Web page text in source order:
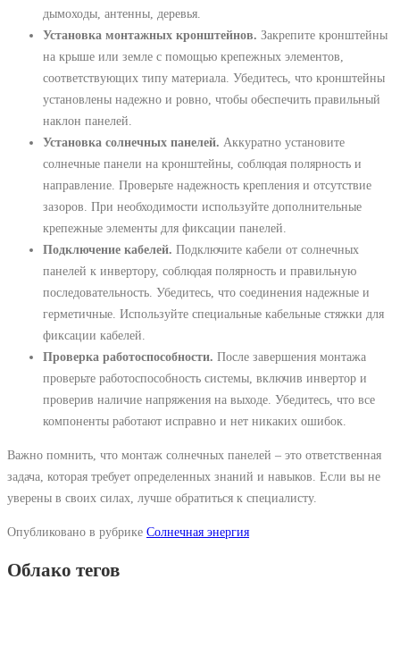
дымоходы, антенны, деревья.
Установка монтажных кронштейнов. Закрепите кронштейны
на крыше или земле с помощью крепежных элементов,
соответствующих типу материала. Убедитесь, что кронштейны
установлены надежно и ровно, чтобы обеспечить правильный
наклон панелей.
Установка солнечных панелей. Аккуратно установите
солнечные панели на кронштейны, соблюдая полярность и
направление. Проверьте надежность крепления и отсутствие
зазоров. При необходимости используйте дополнительные
крепежные элементы для фиксации панелей.
Подключение кабелей. Подключите кабели от солнечных
панелей к инвертору, соблюдая полярность и правильную
последовательность. Убедитесь, что соединения надежные и
герметичные. Используйте специальные кабельные стяжки для
фиксации кабелей.
Проверка работоспособности. После завершения монтажа
проверьте работоспособность системы, включив инвертор и
проверив наличие напряжения на выходе. Убедитесь, что все
компоненты работают исправно и нет никаких ошибок.
Важно помнить, что монтаж солнечных панелей – это ответственная
задача, которая требует определенных знаний и навыков. Если вы не
уверены в своих силах, лучше обратиться к специалисту.
Опубликовано в рубрике Солнечная энергия
Облако тегов